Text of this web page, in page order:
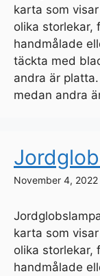
karta som
olika storlekar,
handmålade
täckta med
andra är
medan andra
November 4, 2022
karta som
olika storlekar,
handmålade